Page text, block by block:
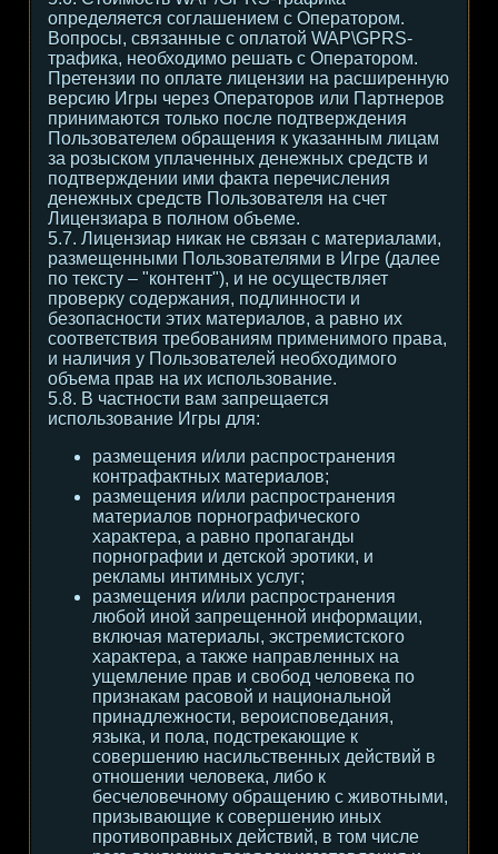
определяется соглашением с Оператором.
Вопросы, связанные с оплатой WAP\GPRS-
трафика, необходимо решать с Оператором.
Претензии по оплате лицензии на расширенную
версию Игры через Операторов или Партнеров
принимаются только после подтверждения
Пользователем обращения к указанным лицам
за розыском уплаченных денежных средств и
подтверждении ими факта перечисления
денежных средств Пользователя на счет
Лицензиара в полном объеме.
5.7. Лицензиар никак не связан с материалами,
размещенными Пользователями в Игре (далее
по тексту – "контент"), и не осуществляет
проверку содержания, подлинности и
безопасности этих материалов, а равно их
соответствия требованиям применимого права,
и наличия у Пользователей необходимого
объема прав на их использование.
5.8. В частности вам запрещается
использование Игры для:
размещения и/или распространения
контрафактных материалов;
размещения и/или распространения
материалов порнографического
характера, а равно пропаганды
порнографии и детской эротики, и
рекламы интимных услуг;
размещения и/или распространения
любой иной запрещенной информации,
включая материалы, экстремистского
характера, а также направленных на
ущемление прав и свобод человека по
признакам расовой и национальной
принадлежности, вероисповедания,
языка, и пола, подстрекающие к
совершению насильственных действий в
отношении человека, либо к
бесчеловечному обращению с животными,
призывающие к совершению иных
противоправных действий, в том числе